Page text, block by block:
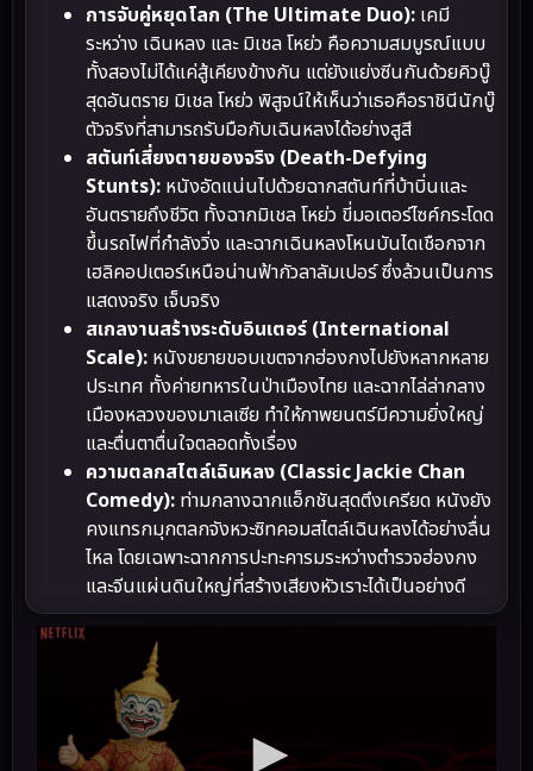
การจับคู่หยุดโลก (The Ultimate Duo): เคมี
ระหว่าง เฉินหลง และ มิเชล โหย่ว คือความสมบูรณ์แบบ
ทั้งสองไม่ได้แค่สู้เคียงข้างกัน แต่ยังแย่งซีนกันด้วยคิวบู๊
สุดอันตราย มิเชล โหย่ว พิสูจน์ให้เห็นว่าเธอคือราชินีนักบู๊
ตัวจริงที่สามารถรับมือกับเฉินหลงได้อย่างสูสี
สตันท์เสี่ยงตายของจริง (Death-Defying
Stunts): หนังอัดแน่นไปด้วยฉากสตันท์ที่บ้าบิ่นและ
อันตรายถึงชีวิต ทั้งฉากมิเชล โหย่ว ขี่มอเตอร์ไซค์กระโดด
ขึ้นรถไฟที่กำลังวิ่ง และฉากเฉินหลงโหนบันไดเชือกจาก
เฮลิคอปเตอร์เหนือน่านฟ้ากัวลาลัมเปอร์ ซึ่งล้วนเป็นการ
แสดงจริง เจ็บจริง
สเกลงานสร้างระดับอินเตอร์ (International
Scale): หนังขยายขอบเขตจากฮ่องกงไปยังหลากหลาย
ประเทศ ทั้งค่ายทหารในป่าเมืองไทย และฉากไล่ล่ากลาง
เมืองหลวงของมาเลเซีย ทำให้ภาพยนตร์มีความยิ่งใหญ่
และตื่นตาตื่นใจตลอดทั้งเรื่อง
ความตลกสไตล์เฉินหลง (Classic Jackie Chan
Comedy): ท่ามกลางฉากแอ็กชันสุดตึงเครียด หนังยัง
คงแทรกมุกตลกจังหวะซิทคอมสไตล์เฉินหลงได้อย่างลื่น
ไหล โดยเฉพาะฉากการปะทะคารมระหว่างตำรวจฮ่องกง
และจีนแผ่นดินใหญ่ที่สร้างเสียงหัวเราะได้เป็นอย่างดี